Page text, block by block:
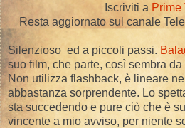
Iscriviti a Prime
Resta aggiornato sul canale
Silenzioso ed a piccoli passi.
suo film, che parte, così sembra
Non utilizza flashback, è lineare
abbastanza sorprendente. Lo
sta succedendo e pure ciò che è
vincente a mio avviso, per niente